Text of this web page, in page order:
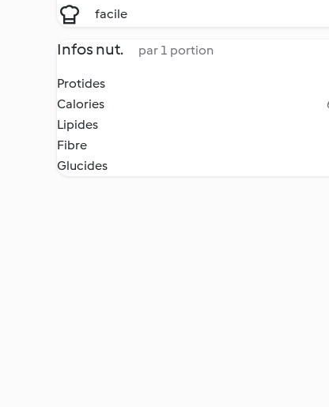
facile
Infos nut. par 1 portion
Protides
Calories
Lipides
Fibre
Glucides